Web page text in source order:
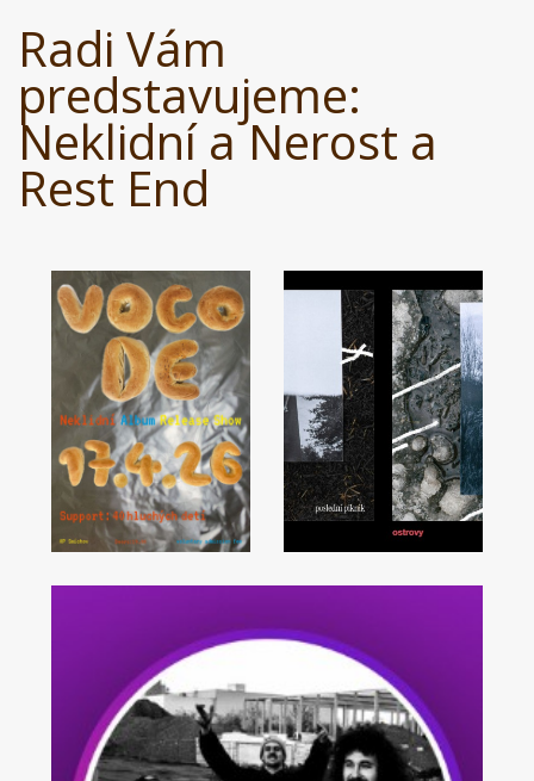
Radi Vám
predstavujeme:
Neklidní a Nerost a
Rest End